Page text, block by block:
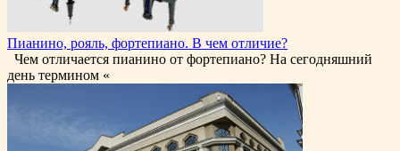
Пианино, рояль, фортепиано. В чем отличие?
Чем отличается пианино от фортепиано? На сегодняшний
день термином «